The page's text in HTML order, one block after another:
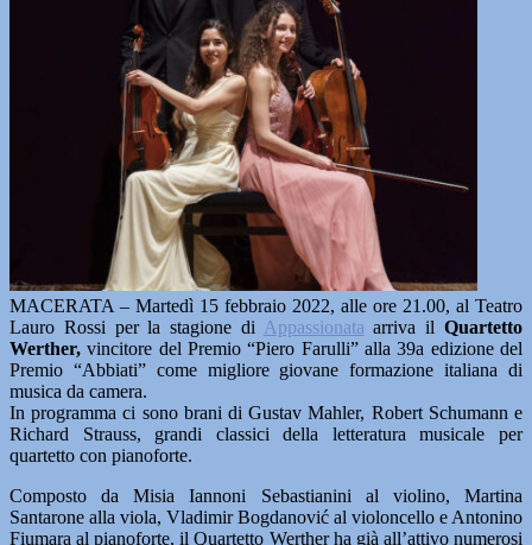
MACERATA – Martedì 15 febbraio 2022, alle ore 21.00, al Teatro
Lauro Rossi per la stagione di Appassionata arriva ilQuartetto
Werther, vincitore del Premio “Piero Farulli” alla 39a edizione del
Premio “Abbiati” come migliore giovane formazione italiana di
musica da camera.
In programma ci sono brani di Gustav Mahler, Robert Schumann e
Richard Strauss, grandi classici della letteratura musicale per
quartetto con pianoforte.
Composto da Misia Iannoni Sebastianini al violino, Martina
Santarone alla viola, Vladimir Bogdanović al violoncello e Antonino
Fiumara al pianoforte, il Quartetto Werther ha già all’attivo numerosi